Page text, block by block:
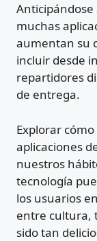
Anticipándose
muchas
aumentan su
incluir desde
repartidores
de entrega.
Explorar
aplicaciones
nuestros
tecnología
los usuarios
entre cultura,
sido tan